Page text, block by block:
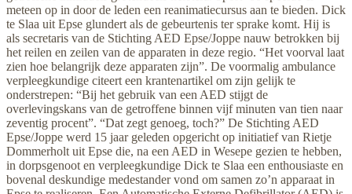
meteen op in door de leden een reanimatiecursus aan te bieden. Dick
te Slaa uit Epse glundert als de gebeurtenis ter sprake komt. Hij is
als secretaris van de Stichting AED Epse/Joppe nauw betrokken bij
het reilen en zeilen van de apparaten in deze regio. “Het voorval laat
zien hoe belangrijk deze apparaten zijn”. De voormalig ambulance
verpleegkundige citeert een krantenartikel om zijn gelijk te
onderstrepen: “Bij het gebruik van een AED stijgt de
overlevingskans van de getroffene binnen vijf minuten van tien naar
zeventig procent”. “Dat zegt genoeg, toch?” De Stichting AED
Epse/Joppe werd 15 jaar geleden opgericht op initiatief van Rietje
Dommerholt uit Epse die, na een AED in Wesepe gezien te hebben,
in dorpsgenoot en verpleegkundige Dick te Slaa een enthousiaste en
bovenal deskundige medestander vond om samen zo’n apparaat in